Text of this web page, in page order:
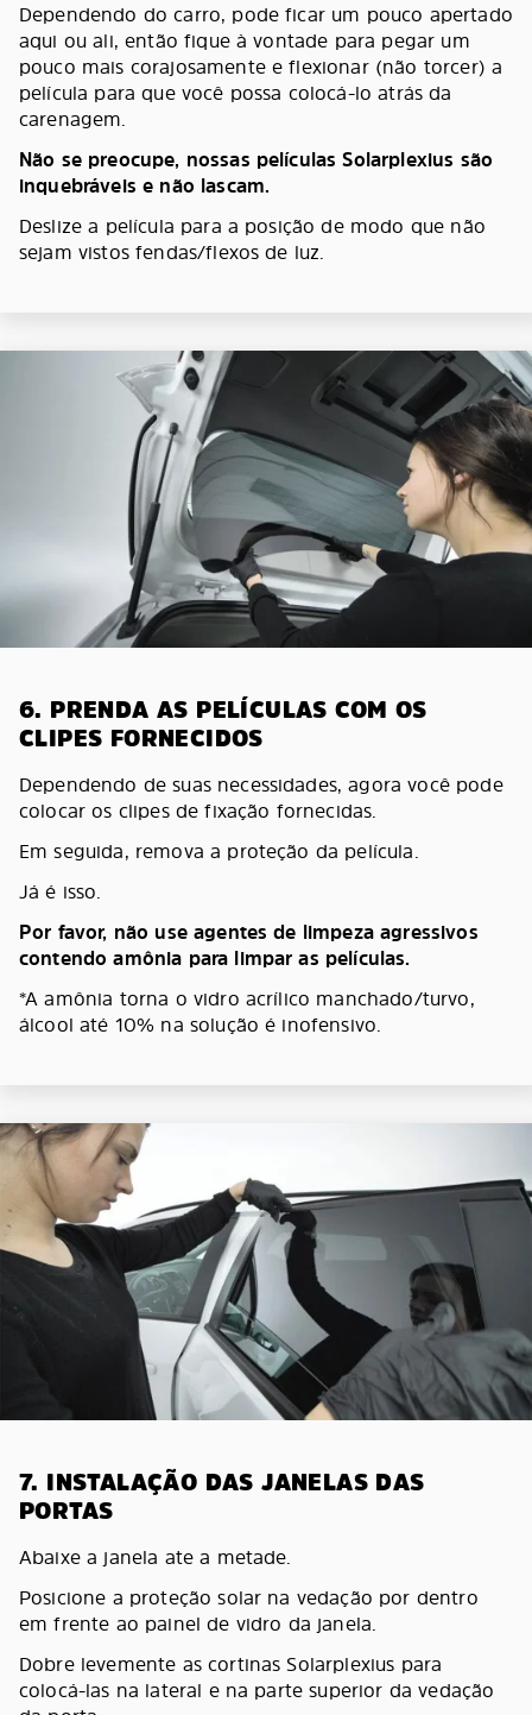
Dependendo do carro, pode ficar um pouco apertado
aqui ou ali, então fique à vontade para pegar um
pouco mais corajosamente e flexionar (não torcer) a
película para que você possa colocá-lo atrás da
carenagem.
Não se preocupe, nossas películas Solarplexius são
inquebráveis e não lascam.
Deslize a película para a posição de modo que não
sejam vistos fendas/flexos de luz.
6. PRENDA AS PELÍCULAS COM OS
CLIPES FORNECIDOS
Dependendo de suas necessidades, agora você pode
colocar os clipes de fixação fornecidas.
Em seguida, remova a proteção da película.
Já é isso.
Por favor, não use agentes de limpeza agressivos
contendo amônia para limpar as películas.
*A amônia torna o vidro acrílico manchado/turvo,
álcool até 10% na solução é inofensivo.
7. INSTALAÇÃO DAS JANELAS DAS
PORTAS
Abaixe a janela ate a metade.
Posicione a proteção solar na vedação por dentro
em frente ao painel de vidro da janela.
Dobre levemente as cortinas Solarplexius para
colocá-las na lateral e na parte superior da vedação